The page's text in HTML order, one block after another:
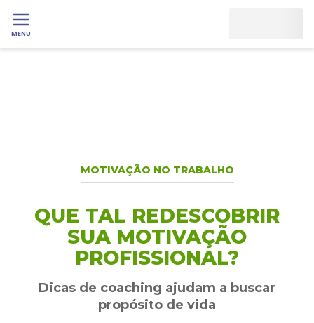
MENU
MOTIVAÇÃO NO TRABALHO
QUE TAL REDESCOBRIR
SUA MOTIVAÇÃO
PROFISSIONAL?
Dicas de coaching ajudam a buscar
propósito de vida